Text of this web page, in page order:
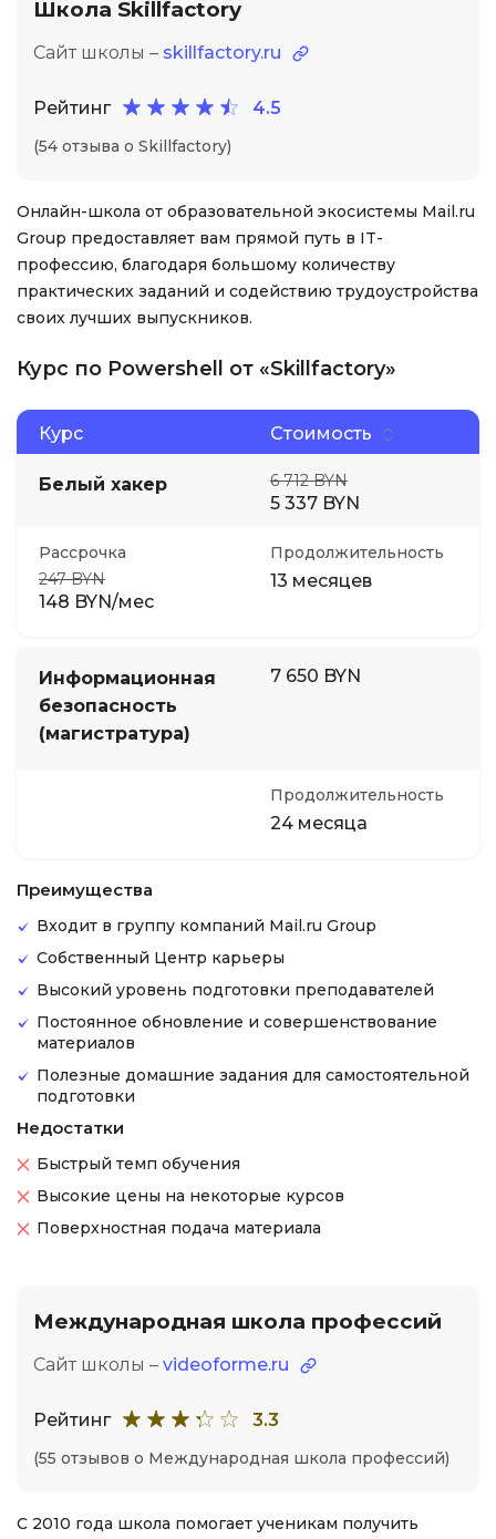
Школа Skillfactory
Сайт школы – skillfactory.ru
Рейтинг 4.5
(54 отзыва о Skillfactory)
Онлайн-школа от образовательной экосистемы Mail.ru
Group предоставляет вам прямой путь в IT-
профессию, благодаря большому количеству
практических заданий и содействию трудоустройства
своих лучших выпускников.
Курс по Powershell от «Skillfactory»
Курс Стоимость
Белый хакер 6 712 BYN
5 337 BYN
Рассрочка
247 BYN
148 BYN/мес
Продолжительность
13 месяцев
Информационная
безопасность
(магистратура)
7 650 BYN
Продолжительность
24 месяца
Преимущества
Входит в группу компаний Mail.ru Group
Собственный Центр карьеры
Высокий уровень подготовки преподавателей
Постоянное обновление и совершенствование
материалов
Полезные домашние задания для самостоятельной
подготовки
Недостатки
Быстрый темп обучения
Высокие цены на некоторые курсов
Поверхностная подача материала
Международная школа профессий
Сайт школы – videoforme.ru
Рейтинг 3.3
(55 отзывов о Международная школа профессий)
С 2010 года школа помогает ученикам получить